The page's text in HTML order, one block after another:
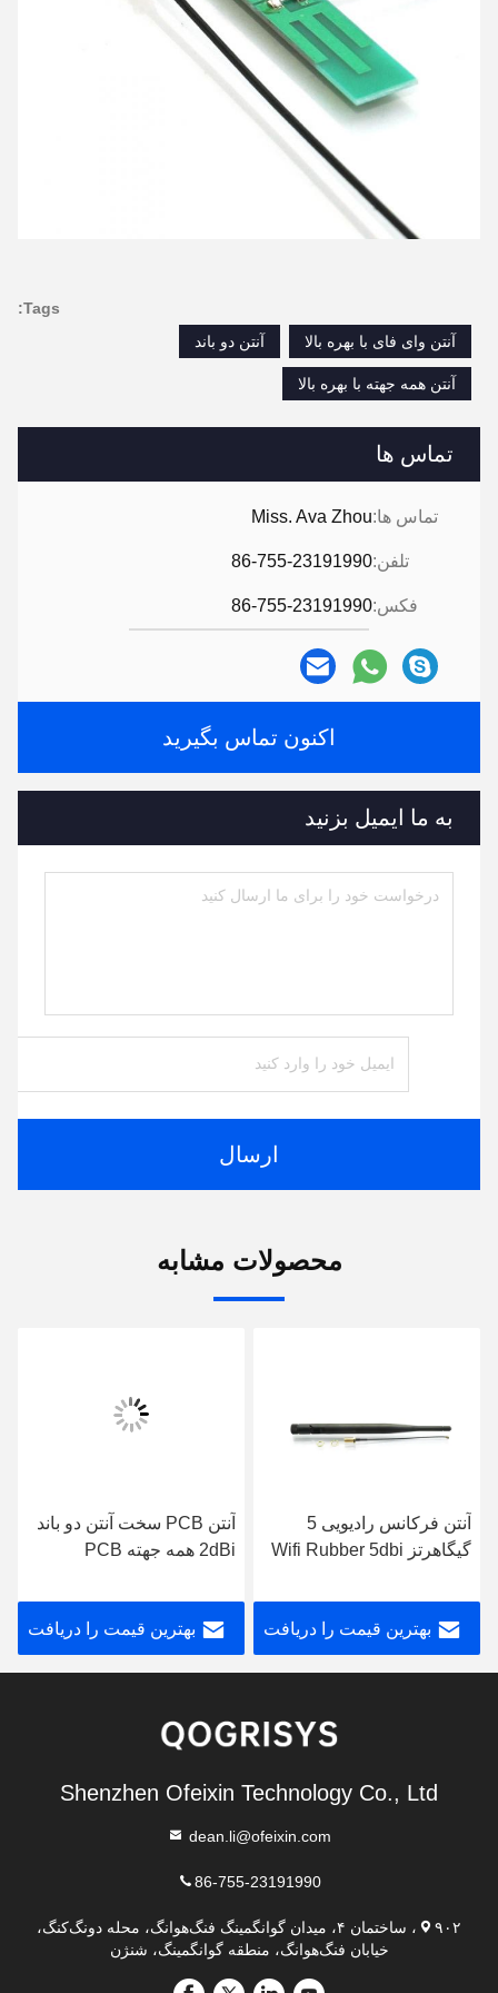
تماس ها
تماس ها:Miss. Ava Zhou
تلفن:86-755-23191990
فکس:86-755-23191990
اکنون تماس بگیرید
به ما ایمیل بزنید
ارسال
Tags:
آنتن وای فای با بهره بالا
آنتن دو باند
آنتن همه جهته با بهره بالا
محصولات مشابه
آنتن فرکانس رادیویی 5
گیگاهرتز Wifi Rubber 5dbi
بهترین قیمت را دریافت
آنتن PCB سخت آنتن دو باند
2dBi همه جهته PCB
بهترین قیمت را دریافت
Shenzhen Ofeixin Technology Co., Ltd
dean.li@ofeixin.com
86-755-23191990
۹۰۲، ساختمان ۴، میدان گوانگمینگ فنگ‌هوانگ، محله دونگ‌کنگ،
خیابان فنگ‌هوانگ، منطقه گوانگمینگ، شنژن